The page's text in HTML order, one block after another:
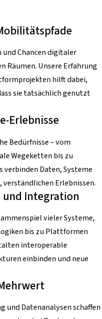
und Chancen digitaler
Räumen. Unsere Erfahrung
hilft dabei,
sie tatsächlich genutzt
Erlebnisse
Bedürfnisse – vom
Wegeketten bis zu
Daten, Systeme
Erlebnissen.
Integration
vieler Systeme,
bis zu Plattformen
interoperable
einbinden und neue
und Datenanalysen schaffen